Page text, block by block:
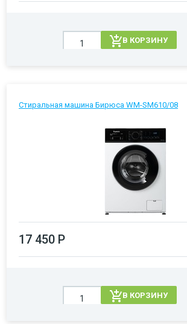
В КОРЗИНУ
Стиральная машина Бирюса WM-SM610/08
17 450 Р
В КОРЗИНУ